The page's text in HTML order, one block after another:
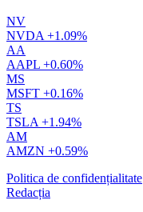
NV
NVDA +1.09%
AA
AAPL +0.60%
MS
MSFT +0.16%
TS
TSLA +1.94%
AM
AMZN +0.59%
Politica de confidențialitate
Redacția